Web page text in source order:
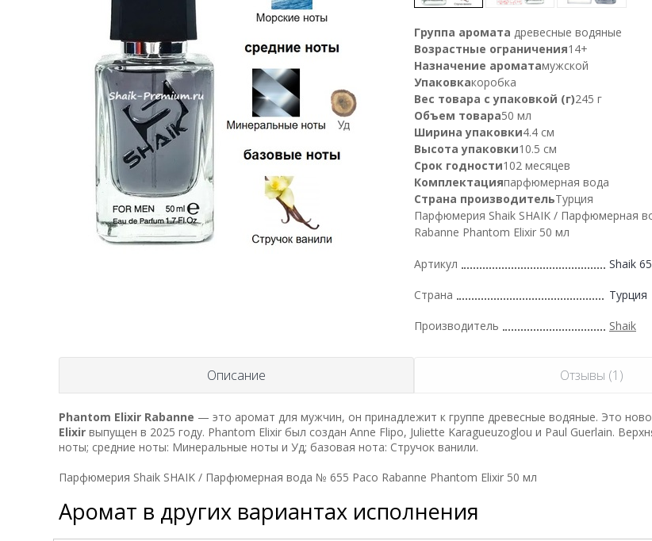
Группа аромата древесные водяные
Возрастные ограничения14+
Назначение ароматамужской
Упаковкакоробка
Вес товара с упаковкой (г)245 г
Объем товара50 мл
Ширина упаковки4.4 см
Высота упаковки10.5 см
Срок годности102 месяцев
Комплектацияпарфюмерная вода
Страна производительТурция
Парфюмерия Shaik SHAIK / Парфюмерная
Rabanne Phantom Elixir 50 мл
Артикул Shaik
Страна Турция
Производитель Shaik
Описание Отзывы (1)
Phantom Elixir Rabanne — это аромат для мужчин, он принадлежит к группе древесные водяные. Это
Elixir выпущен в 2025 году. Phantom Elixir был создан Anne Flipo, Juliette Karagueuzoglou и Paul Guerlain.
ноты; средние ноты: Минеральные ноты и Уд; базовая нота: Стручок ванили.
Парфюмерия Shaik SHAIK / Парфюмерная вода № 655 Paco Rabanne Phantom Elixir 50 мл
Аромат в других вариантах исполнения